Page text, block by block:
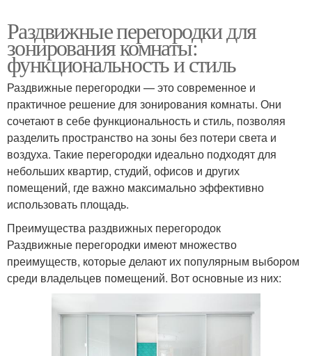
Раздвижные перегородки для
зонирования комнаты:
функциональность и стиль
Раздвижные перегородки — это современное и
практичное решение для зонирования комнаты. Они
сочетают в себе функциональность и стиль, позволяя
разделить пространство на зоны без потери света и
воздуха. Такие перегородки идеально подходят для
небольших квартир, студий, офисов и других
помещений, где важно максимально эффективно
использовать площадь.
Преимущества раздвижных перегородок
Раздвижные перегородки имеют множество
преимуществ, которые делают их популярным выбором
среди владельцев помещений. Вот основные из них: